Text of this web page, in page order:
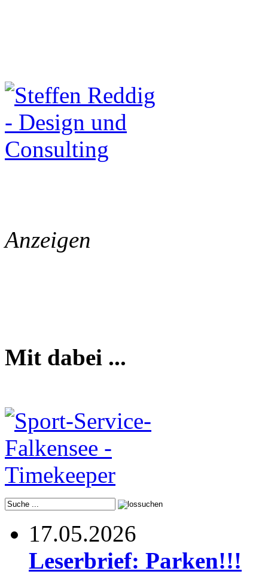
Anzeigen
Mit dabei ...
17.05.2026
Leserbrief: Parken!!!